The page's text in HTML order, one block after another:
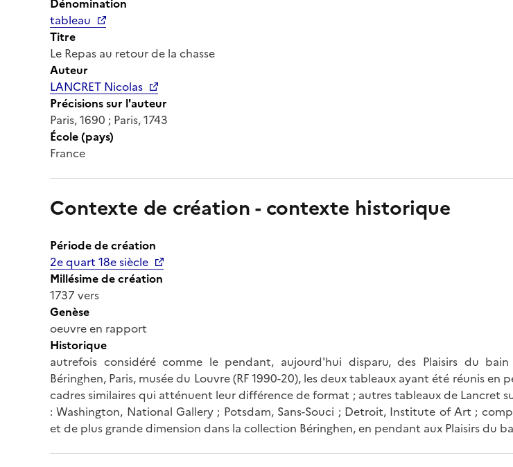
tableau
Titre
Le Repas au retour de la chasse
Auteur
LANCRET Nicolas
Précisions sur l'auteur
Paris, 1690 ; Paris, 1743
École (pays)
France
Contexte de création - contexte historique
Période de création
2e quart 18e siècle
Millésime de création
1737 vers
Genèse
oeuvre en rapport
Historique
autrefois considéré comme le pendant, aujourd'hui disparu, des Plaisirs du
Béringhen, Paris, musée du Louvre (RF 1990-20), les deux tableaux ayant été réunis en
cadres similaires qui atténuent leur différence de format ; autres tableaux de Lancret
: Washington, National Gallery ; Potsdam, Sans-Souci ; Detroit, Institute of Art ;
et de plus grande dimension dans la collection Béringhen, en pendant aux Plaisirs du